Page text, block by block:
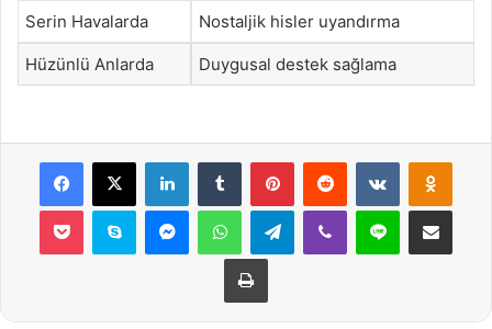
Serin Havalarda Nostaljik hisler uyandırma
Hüzünlü Anlarda Duygusal destek sağlama
Facebook
X LinkedInTumblr PinterestReddit VKontakte
Pocket Skype MessengerWhatsAppTelegramViber Line E-Posta ile
Yazdır